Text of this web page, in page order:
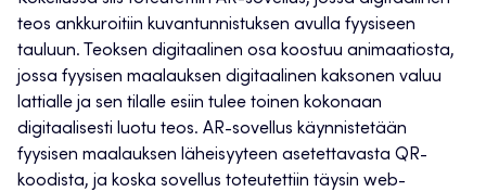
teos ankkuroitiin kuvantunnistuksen avulla fyysiseen
tauluun. Teoksen digitaalinen osa koostuu animaatiosta,
jossa fyysisen maalauksen digitaalinen kaksonen valuu
lattialle ja sen tilalle esiin tulee toinen kokonaan
digitaalisesti luotu teos. AR-sovellus käynnistetään
fyysisen maalauksen läheisyyteen asetettavasta QR-
koodista, ja koska sovellus toteutettiin täysin web-